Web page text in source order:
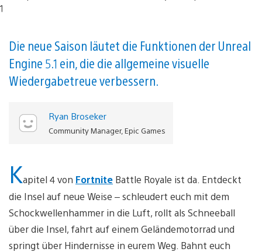
Die neue Saison läutet die Funktionen der Unreal
Engine 5.1 ein, die die allgemeine visuelle
Wiedergabetreue verbessern.
Ryan Broseker
Community Manager, Epic Games
Kapitel 4 von Fortnite Battle Royale ist da. Entdeckt
die Insel auf neue Weise – schleudert euch mit dem
Schockwellenhammer in die Luft, rollt als Schneeball
über die Insel, fahrt auf einem Geländemotorrad und
springt über Hindernisse in eurem Weg. Bahnt euch